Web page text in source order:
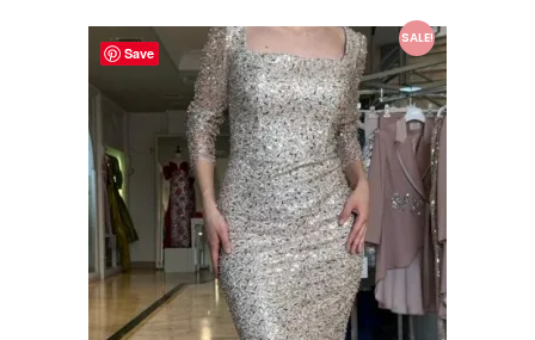
Save
SALE!
This product has multiple variants. The options may be chosen on the product page